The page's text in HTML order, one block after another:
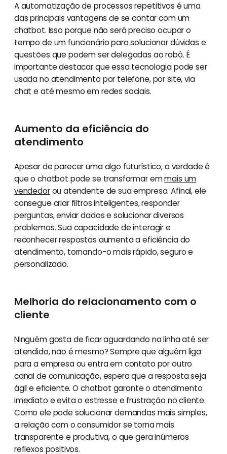
A automatização de processos repetitivos é uma
das principais vantagens de se contar com um
chatbot. Isso porque não será preciso ocupar o
tempo de um funcionário para solucionar dúvidas e
questões que podem ser delegadas ao robô. É
importante destacar que essa tecnologia pode ser
usada no atendimento por telefone, por site, via
chat e até mesmo em redes sociais.
Aumento da eficiência do
atendimento
Apesar de parecer uma algo futurístico, a verdade é
que o chatbot pode se transformar emmais um
vendedorou atendente de sua empresa. Afinal, ele
consegue criar filtros inteligentes, responder
perguntas, enviar dados e solucionar diversos
problemas. Sua capacidade de interagir e
reconhecer respostas aumenta a eficiência do
atendimento, tornando-o mais rápido, seguro e
personalizado.
Melhoria do relacionamento com o
cliente
Ninguém gosta de ficar aguardando na linha até ser
atendido, não é mesmo? Sempre que alguém liga
para a empresa ou entra em contato por outro
canal de comunicação, espera que a resposta seja
ágil e eficiente. O chatbot garante o atendimento
imediato e evita o estresse e frustração no cliente.
Como ele pode solucionar demandas mais simples,
a relação com o consumidor se torna mais
transparente e produtiva, o que gera inúmeros
reflexos positivos.